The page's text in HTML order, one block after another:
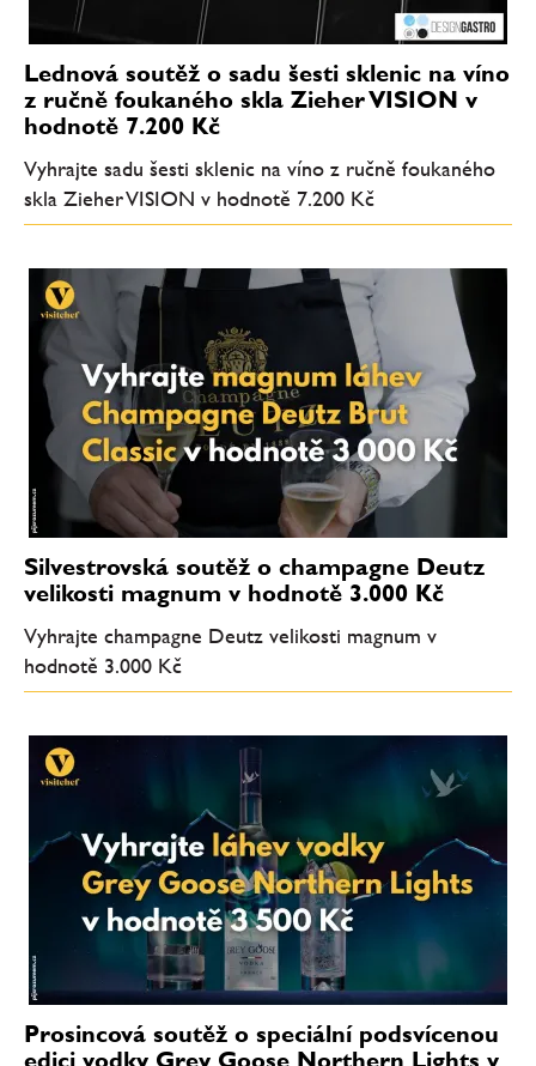
Lednová soutěž o sadu šesti sklenic na víno
z ručně foukaného skla Zieher VISION v
hodnotě 7.200 Kč
Vyhrajte sadu šesti sklenic na víno z ručně foukaného
skla Zieher VISION v hodnotě 7.200 Kč
Silvestrovská soutěž o champagne Deutz
velikosti magnum v hodnotě 3.000 Kč
Vyhrajte champagne Deutz velikosti magnum v
hodnotě 3.000 Kč
Prosincová soutěž o speciální podsvícenou
edici vodky Grey Goose Northern Lights v